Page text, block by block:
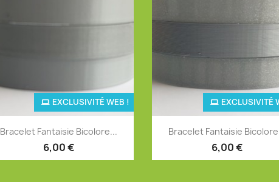
Aperçu rapide
Bracelet Fantaisie Bicolore...
6,00 €
EXCLUSIVITÉ WEB !
Aperçu rapide
Bracelet Fantaisie
6,00 €
EXCLUSIVITÉ